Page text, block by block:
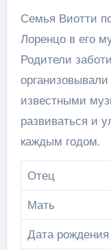
Семья Виотти
Лоренцо в его
Родители
известными
развиваться и
каждым годом.
Отец
Мать
Дата рождения